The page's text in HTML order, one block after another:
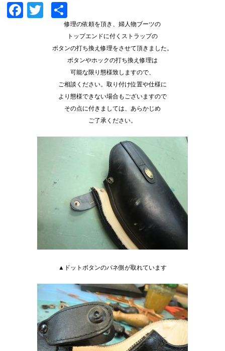
Facebook
Twitter
有
修理の依頼を頂き、婦人物ブーツの
トップエンドに付くストラップの
ボタンの打ち換え修理をさせて頂きました。
ボタンやホックの打ち換え修理は
可能な限り態様致しますので、
ご相談ください。取り付け位置や仕様に
より態様できない場合もございますので
その点に付きましては、あらかじめ
ご了承ください。
▲ドットボタンのバネ側が取れています